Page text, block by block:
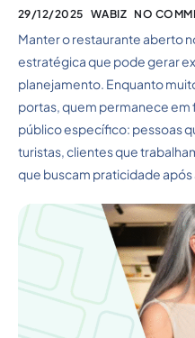
29/12/2025 WABIZ NO
Manter o restaurante aberto
estratégica que pode gerar
planejamento. Enquanto
portas, quem permanece
público específico: pessoas
turistas, clientes que
que buscam praticidade